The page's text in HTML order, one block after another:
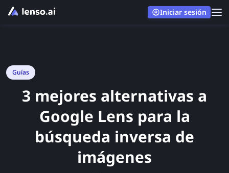
Iniciar sesión
Guías
3 mejores alternativas a
Google Lens para la
búsqueda inversa de
imágenes